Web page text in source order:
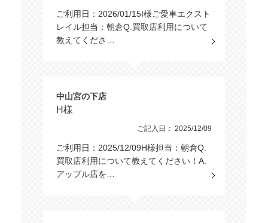
ご利用日：2026/01/15I様ご愛車エクスト
レイル担当：朝倉Q.買取店利用について
教えてくださ…
中山宮の下店
H様
ご記入日： 2025/12/09
ご利用日：2025/12/09H様担当：朝倉Q.
買取店利用について教えてください！A.
アップル店を…